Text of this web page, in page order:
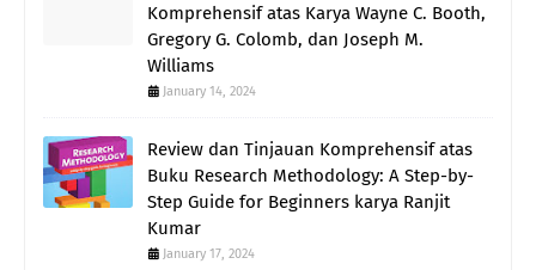
Komprehensif atas Karya Wayne C. Booth,
Gregory G. Colomb, dan Joseph M.
Williams
January 14, 2024
Review dan Tinjauan Komprehensif atas
Buku Research Methodology: A Step-by-
Step Guide for Beginners karya Ranjit
Kumar
January 17, 2024